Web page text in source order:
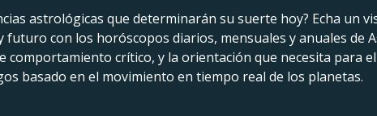
astrológicas que determinarán su suerte hoy? Echa un
con los horóscopos diarios, mensuales y anuales de
comportamiento crítico, y la orientación que necesita para
basado en el movimiento en tiempo real de los planetas.